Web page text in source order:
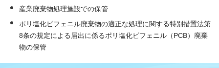
産業廃棄物処理施設での保管
ポリ塩化ビフェニル廃棄物の適正な処理に関する特別措置法第
8条の規定による届出に係るポリ塩化ビフェニル（PCB）廃棄
物の保管